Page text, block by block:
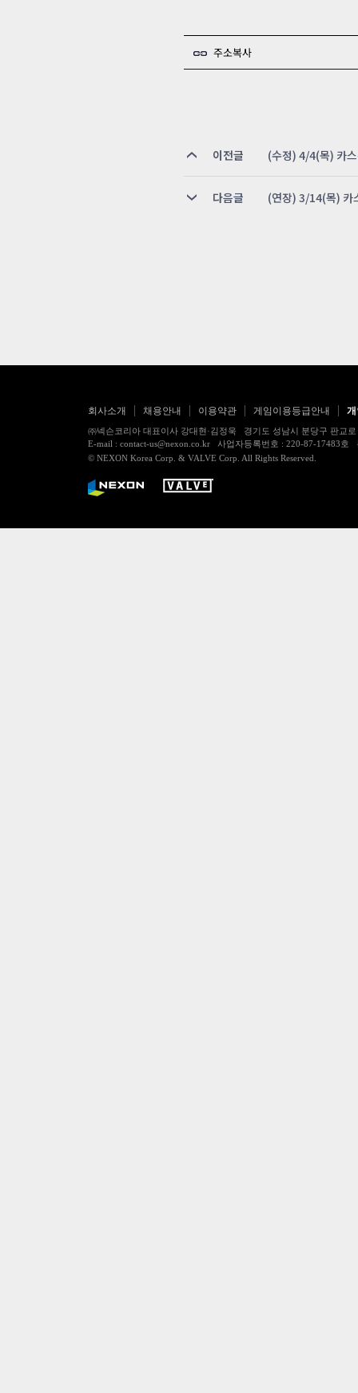
주소복사
이전글 (수정) 4/4(목) 카
다음글 (연장) 3/14(목) 카
회사소개 채용안내 이용약관 게임이용등급안내
㈜넥슨코리아 대표이사 강대현·김정욱 경기도 성남시 분당구 판교
E-mail : contact-us@nexon.co.kr 사업자등록번호 : 220-87-17483
© NEXON Korea Corp. & VALVE Corp. All Rights Reserved.